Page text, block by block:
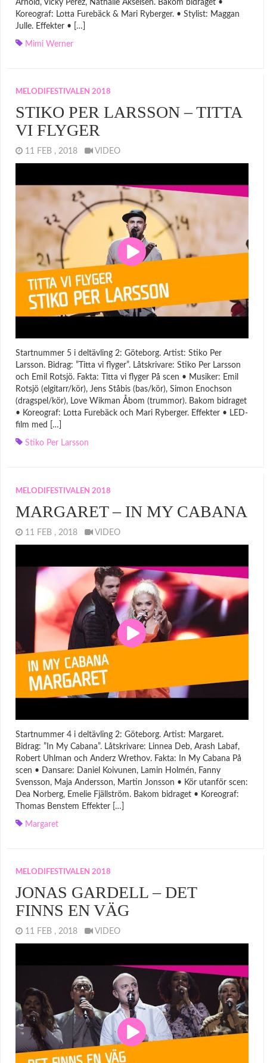
Arnold, Vicky Pérez, Nathalie Akselsen. Bakom bidraget •
Koreograf: Lotta Furebäck & Mari Ryberger. • Stylist: Maggan
Julle. Effekter • […]
Mimi Werner
MELODIFESTIVALEN 2018
STIKO PER LARSSON – TITTA
VI FLYGER
11 FEB , 2018 VIDEO
Startnummer 5 i deltävling 2: Göteborg. Artist: Stiko Per
Larsson. Bidrag: ”Titta vi flyger”. Låtskrivare: Stiko Per Larsson
och Emil Rotsjö. Fakta: Titta vi flyger På scen • Musiker: Emil
Rotsjö (elgitarr/kör), Jens Ståbis (bas/kör), Simon Enochson
(dragspel/kör), Love Wikman Åbom (trummor). Bakom bidraget
• Koreograf: Lotta Furebäck och Mari Ryberger. Effekter • LED-
film med […]
Stiko Per Larsson
MELODIFESTIVALEN 2018
MARGARET – IN MY CABANA
11 FEB , 2018 VIDEO
Startnummer 4 i deltävling 2: Göteborg. Artist: Margaret.
Bidrag: ”In My Cabana”. Låtskrivare: Linnea Deb, Arash Labaf,
Robert Uhlman och Anderz Wrethov. Fakta: In My Cabana På
scen • Dansare: Daniel Koivunen, Lamin Holmén, Fanny
Svensson, Maja Andersson, Martin Jonsson • Kör utanför scen:
Dea Norberg, Emelie Fjällström. Bakom bidraget • Koreograf:
Thomas Benstem Effekter […]
Margaret
MELODIFESTIVALEN 2018
JONAS GARDELL – DET
FINNS EN VÄG
11 FEB , 2018 VIDEO